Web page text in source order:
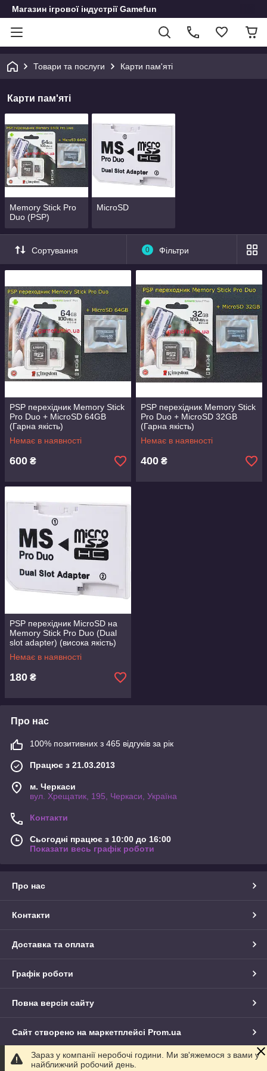
Магазин ігрової індустрії Gamefun
Товари та послуги Карти пам'яті
Карти пам'яті
Memory Stick Pro
Duo (PSP)
MicroSD
Сортування 0 Фільтри
PSP перехідник Memory Stick
Pro Duo + MicroSD 64GB
(Гарна якість)
Немає в наявності
600 ₴
PSP перехідник Memory Stick
Pro Duo + MicroSD 32GB
(Гарна якість)
Немає в наявності
400 ₴
PSP перехідник MicroSD на
Memory Stick Pro Duo (Dual
slot adapter) (висока якість)
Немає в наявності
180 ₴
Про нас
100% позитивних з 465 відгуків за рік
Працює з 21.03.2013
м. Черкаси
вул. Хрещатик, 195, Черкаси, Україна
Контакти
Сьогодні працює з 10:00 до 16:00
Показати весь графік роботи
Про нас
Контакти
Доставка та оплата
Графік роботи
Повна версія сайту
Сайт створено на маркетплейсі Prom.ua
Політика конфіденційності
Зараз у компанії неробочі години. Ми зв'яжемося з вами у
найближчий робочий день.